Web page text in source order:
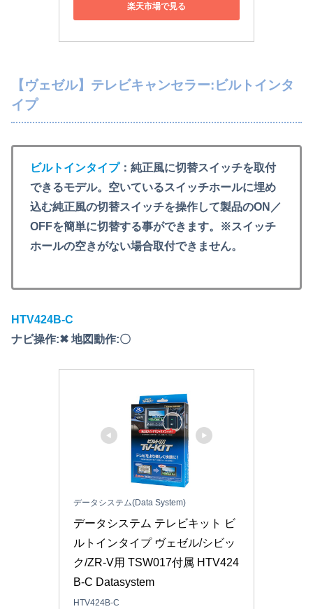
楽天市場で見る
【ヴェゼル】テレビキャンセラー:ビルトインタ
イプ
ビルトインタイプ：純正風に切替スイッチを取付
できるモデル。空いているスイッチホールに埋め
込む純正風の切替スイッチを操作して製品のON／
OFFを簡単に切替する事ができます。※スイッチ
ホールの空きがない場合取付できません。
HTV424B-C
ナビ操作:✖ 地図動作:〇
データシステム(Data System)
データシステム テレビキット ビ
ルトインタイプ ヴェゼル/シビッ
ク/ZR-V用 TSW017付属 HTV424
B-C Datasystem
HTV424B-C